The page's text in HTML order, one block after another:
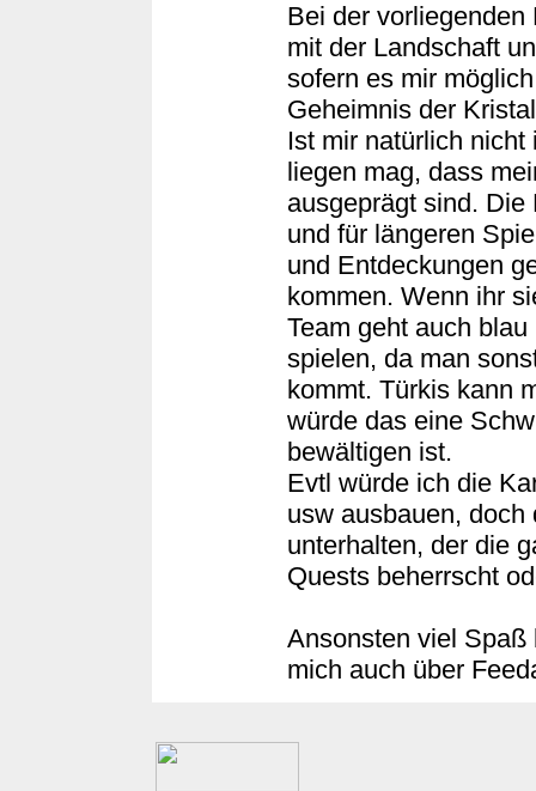
Bei der
mit der Landschaft
sofern es mir
Geheimnis der
Ist mir natürlich
liegen mag, dass
ausgeprägt sind.
und für längeren
und Entdeckungen
kommen. Wenn ihr
Team geht auch
spielen, da man
kommt. Türkis kann
würde das eine
bewältigen ist.
Evtl würde ich die
usw ausbauen,
unterhalten, der die
Quests beherrscht
Ansonsten viel Spaß
mich auch über